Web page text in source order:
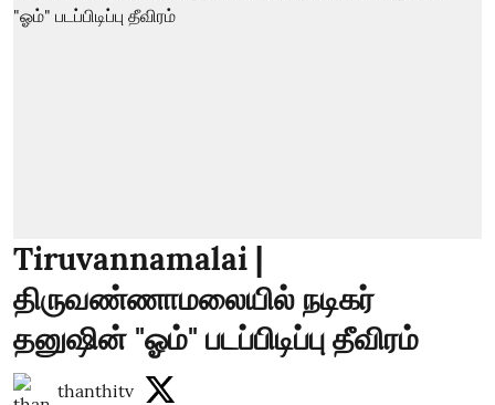
Tiruvannamalai |
திருவண்ணாமலையில் நடிகர்
தனுஷின் "ஓம்" படப்பிடிப்பு தீவிரம்
thanthitv